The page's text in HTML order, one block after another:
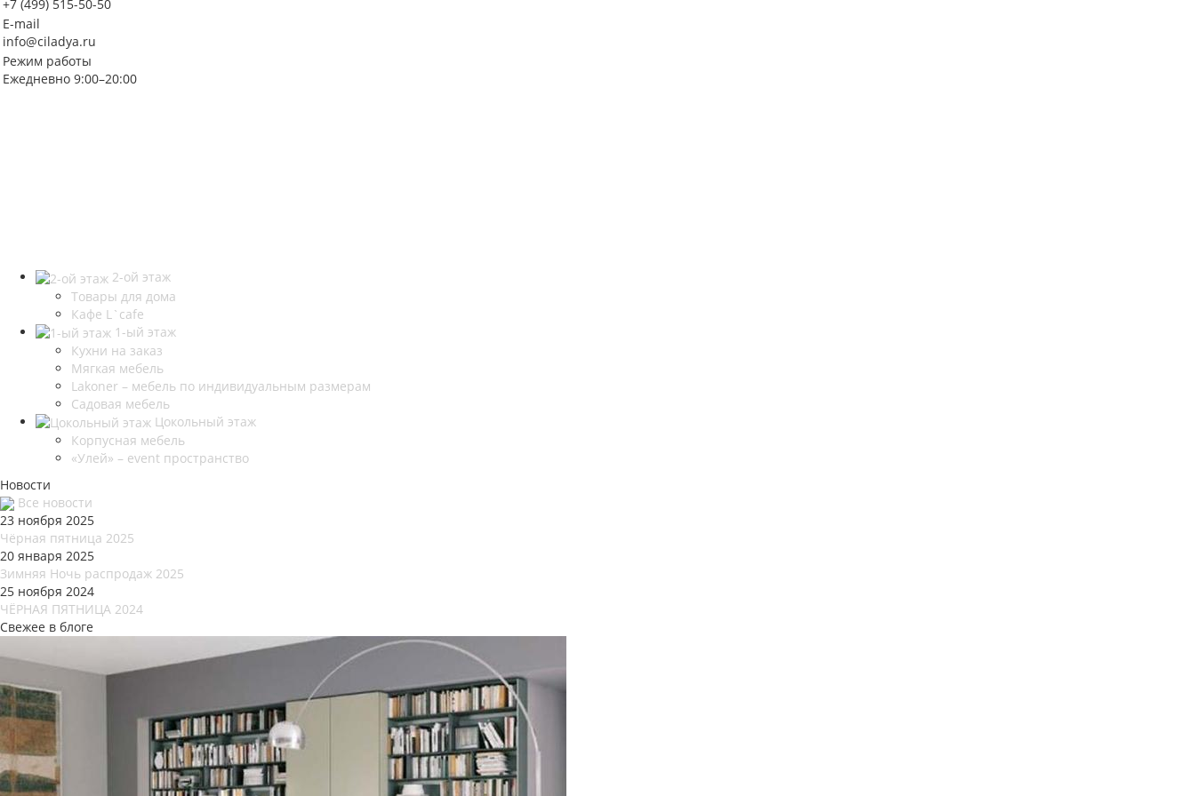
+7 (499) 515-50-50
E-mail
info@ciladya.ru
Режим работы
Ежедневно 9:00–20:00
2-ой этаж
Товары для дома
Кафе L`cafe
1-ый этаж
Кухни на заказ
Мягкая мебель
Lakoner – мебель по индивидуальным размерам
Садовая мебель
Цокольный этаж
Корпусная мебель
«Улей» – event пространство
Новости
Все новости
23 ноября 2025
Чёрная пятница 2025
20 января 2025
Зимняя Ночь распродаж 2025
25 ноября 2024
ЧЁРНАЯ ПЯТНИЦА 2024
Свежее в блоге